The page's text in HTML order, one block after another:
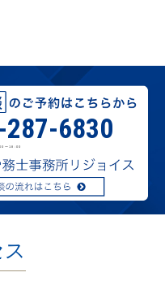
287-6830
〜18:00